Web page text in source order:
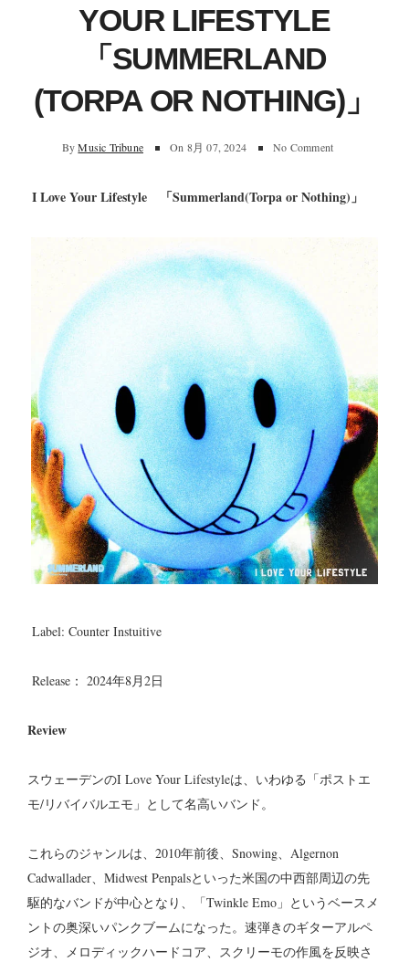
YOUR LIFESTYLE
「SUMMERLAND
(TORPA OR NOTHING)」
By Music Tribune On 8月 07, 2024 No Comment
I Love Your Lifestyle 「Summerland(Torpa or Nothing)」
Label: Counter Instuitive
Release： 2024年8月2日
Review
スウェーデンのI Love Your Lifestyleは、いわゆる「ポストエ
モ/リバイバルエモ」として名高いバンド。
これらのジャンルは、2010年前後、Snowing、Algernon
Cadwallader、Midwest Penpalsといった米国の中西部周辺の先
駆的なバンドが中心となり、「Twinkle Emo」というベースメ
ントの奥深いパンクブームになった。速弾きのギターアルペ
ジオ、メロディックハードコア、スクリーモの作風を反映さ